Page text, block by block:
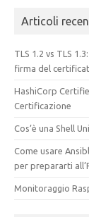
Articoli
TLS 1.2 vs TLS
firma del
HashiCorp
Certificazione
Cos’è una Shell
Come usare
per prepararti
Monitoraggio